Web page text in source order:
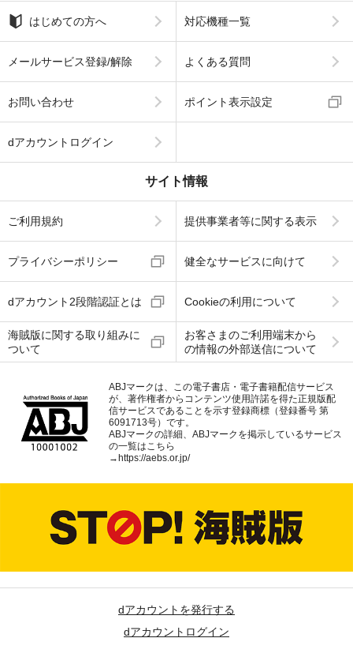
はじめての方へ 対応機種一覧
メールサービス登録/解除 よくある質問
お問い合わせ ポイント表示設定
dアカウントログイン
サイト情報
ご利用規約 提供事業者等に関する表示
プライバシーポリシー 健全なサービスに向けて
dアカウント2段階認証とは Cookieの利用について
海賊版に関する取り組みに
ついて
お客さまのご利用端末から
の情報の外部送信について
ABJマークは、この電子書店・電子書籍配信サービス
が、著作権者からコンテンツ使用許諾を得た正規版配
信サービスであることを示す登録商標（登録番号 第
6091713号）です。
ABJマークの詳細、ABJマークを掲示しているサービス
の一覧はこちら
→ https://aebs.or.jp/
dアカウントを発行する
dアカウントログイン